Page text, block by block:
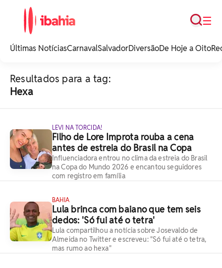
noticias e
☰
Busca
Últimas NotíciasCarnavalSalvadorDiversãoDe Hoje a Oito
Resultados para a tag:
Hexa
LEVI NA TORCIDA!
Filho de Lore Improta rouba a cena
antes de estreia do Brasil na Copa
Influenciadora entrou no clima da estreia do Brasil
na Copa do Mundo 2026 e encantou seguidores
com registro em família
BAHIA
Lula brinca com baiano que tem seis
dedos: 'Só fui até o tetra'
Lula compartilhou a notícia sobre Josevaldo de
Almeida no Twitter e escreveu: "Só fui até o tetra,
mas rumo ao hexa"